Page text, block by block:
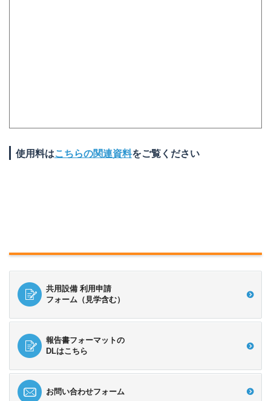
使用料はこちらの関連資料をご覧ください
共用設備 利用申請
フォーム（見学含む）
報告書フォーマットの
DLはこちら
お問い合わせフォーム